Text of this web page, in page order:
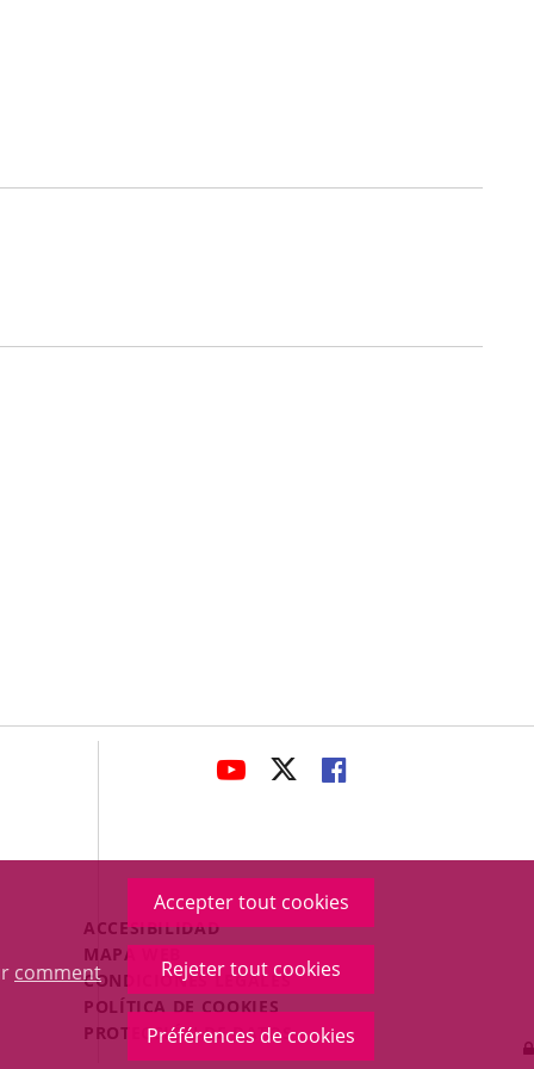
comment
Accepter tout cookies
Rejeter tout cookies
Préférences de cookies
ENLACE
APLICACIÓN
EXTERNA.
ENLACE
APLICACIÓN
EXTERNA.
ENLACE
APLICACIÓN
EXTERNA.
Menú
Legal
Footer
ACCESIBILIDAD
MAPA WEB
CONDICIONES LEGALES
POLÍTICA DE COOKIES
PROTECCIÓN DE DATOS